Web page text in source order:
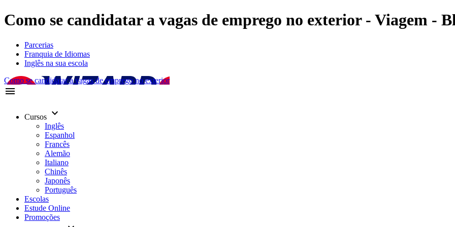
Como se candidatar a vagas de emprego no exterior - Viagem -
Parcerias
Franquia de Idiomas
Inglês na sua escola
Como se candidatar a vagas de emprego no exterior
menu
Cursos keyboard_arrow_down
Inglês
Espanhol
Francês
Alemão
Italiano
Chinês
Japonês
Português
Escolas
Estude Online
Promoções